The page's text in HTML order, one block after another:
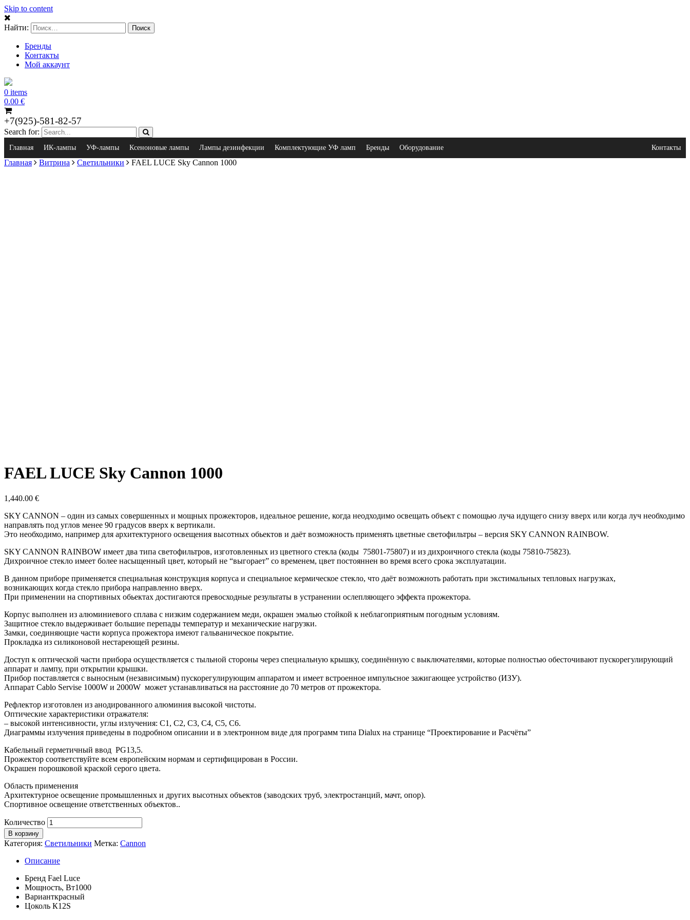
Skip to content
Найти:
Бренды
Контакты
Мой аккаунт
0 items
0.00 €
+7(925)-581-82-57
Search for:
Главная ИК-лампы УФ-лампы Ксеноновые лампы Лампы дезинфекции Комплектующие УФ ламп Бренды Оборудование Контакты
Главная Витрина Светильники FAEL LUCE Sky Cannon 1000
FAEL LUCE Sky Cannon 1000
1,440.00 €
SKY CANNON – один из самых совершенных и мощных прожекторов, идеальное решение, когда неодходимо освещать объект с помощью луча идущего снизу вверх или когда луч необходимо
направлять под углов менее 90 градусов вверх к вертикали.
Это необходимо, например для архитектурного освещения высотных обьектов и даёт возможность применять цветные светофильтры – версия SKY CANNON RAINBOW.
SKY CANNON RAINBOW имеет два типа светофильтров, изготовленных из цветного стекла (коды 75801-75807) и из дихроичного стекла (коды 75810-75823).
Дихроичное стекло имеет более насыщенный цвет, который не “выгорает” со временем, цвет постояннен во время всего срока эксплуатации.
В данном приборе применяется специальная конструкция корпуса и специальное кермическое стекло, что даёт возможноть работать при экстимальных тепловых нагрузках,
возникающих когда стекло прибора направленно вверх.
При применении на спортивных обьектах достигаются превосходные результаты в устранении ослепляющего эффекта прожектора.
Корпус выполнен из алюминиевого сплава с низким содержанием меди, окрашен эмалью стойкой к неблагоприятным погодным условиям.
Защитное стекло выдерживает большие перепады температур и механические нагрузки.
Замки, соединяющие части корпуса прожектора имеют гальваническое покрытие.
Прокладка из силиконовой нестареющей резины.
Доступ к оптической части прибора осуществляется с тыльной стороны через специальную крышку, соединённую с выключателями, которые полностью обесточивают пускорегулирующий
аппарат и лампу, при открытии крышки.
Прибор поставляется с выносным (независимым) пускорегулирующим аппаратом и имеет встроенное импульсное зажигающее устройство (ИЗУ).
Аппарат Cablo Servise 1000W и 2000W может устанавливаться на расстояние до 70 метров от прожектора.
Рефлектор изготовлен из анодированного алюминия высокой чистоты.
Оптические характеристики отражателя:
– высокой интенсивности, углы излучения: C1, C2, C3, C4, C5, С6.
Диаграммы излучения приведены в подробном описании и в электронном виде для программ типа Dialux на странице “Проектирование и Расчёты”
Кабельный герметичный ввод PG13,5.
Прожектор соответствуйте всем европейским нормам и сертифицирован в России.
Окрашен порошковой краской серого цвета.
Область применения
Архитектурное освещение промышленных и других высотных объектов (заводских труб, электростанций, мачт, опор).
Спортивное освещение ответственных объектов..
Количество
В корзину
Категория: Светильники Метка: Cannon
Описание
Бренд Fael Luce
Мощность, Вт1000
Варианткрасный
Цоколь К12S